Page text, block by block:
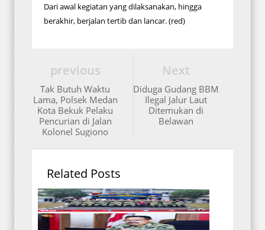
Dari awal kegiatan yang dilaksanakan, hingga
berakhir, berjalan tertib dan lancar. (red)
Next
Diduga Gudang BBM
Ilegal Jalur Laut
Ditemukan di
Belawan
previous
Tak Butuh Waktu
Lama, Polsek Medan
Kota Bekuk Pelaku
Pencurian di Jalan
Kolonel Sugiono
Related Posts